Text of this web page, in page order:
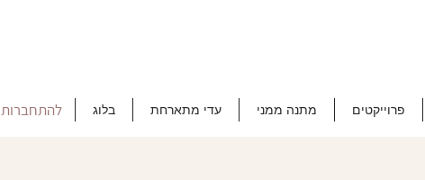
להתחברות פרוייקטים מתנה ממני עדי מתארחת בלוג